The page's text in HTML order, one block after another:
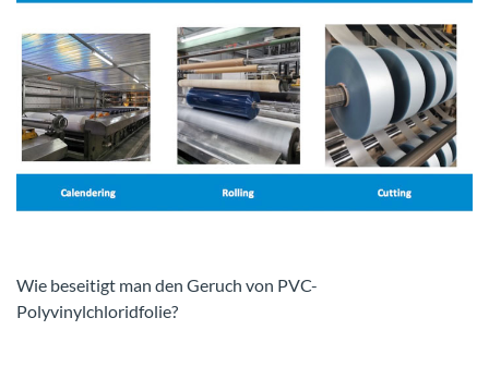
Wie beseitigt man den Geruch von PVC-
Polyvinylchloridfolie?